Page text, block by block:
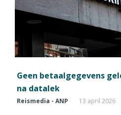
Geen betaalgegevens
na datalek
Reismedia - ANP 13 april 2026